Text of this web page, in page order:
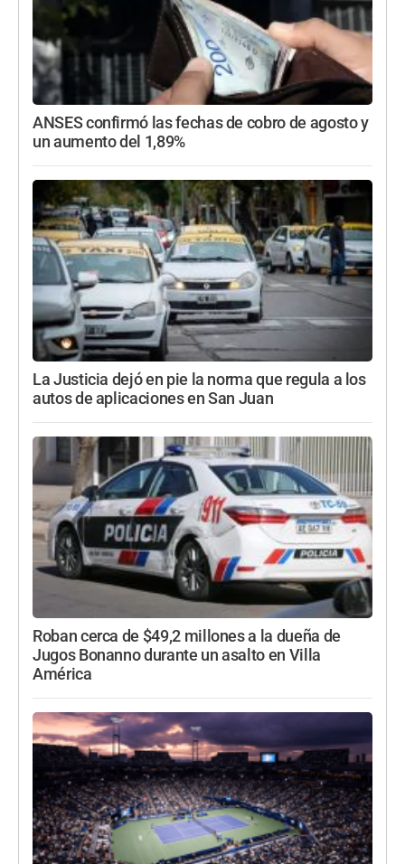
ANSES confirmó las fechas de cobro de agosto y
un aumento del 1,89%
La Justicia dejó en pie la norma que regula a los
autos de aplicaciones en San Juan
Roban cerca de $49,2 millones a la dueña de
Jugos Bonanno durante un asalto en Villa
América